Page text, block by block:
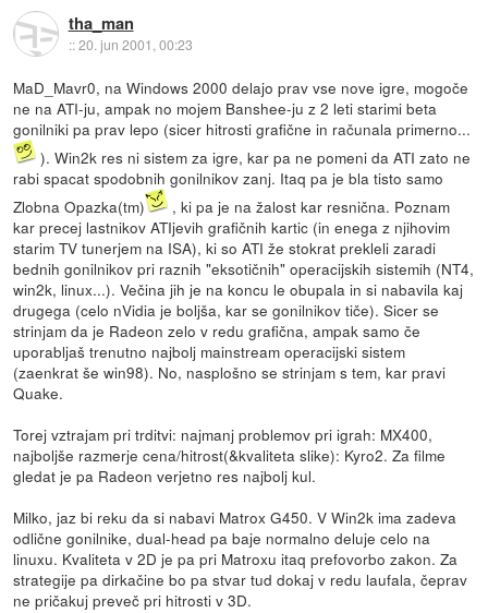
tha_man
::20. jun 2001, 00:23
MaD_Mavr0, na Windows 2000 delajo prav vse nove igre, mogoče
ne na ATI-ju, ampak no mojem Banshee-ju z 2 leti starimi beta
gonilniki pa prav lepo (sicer hitrosti grafične in računala primerno...
). Win2k res ni sistem za igre, kar pa ne pomeni da ATI zato ne
rabi spacat spodobnih gonilnikov zanj. Itaq pa je bla tisto samo
Zlobna Opazka(tm)
, ki pa je na žalost kar resnična. Poznam
kar precej lastnikov ATIjevih grafičnih kartic (in enega z njihovim
starim TV tunerjem na ISA), ki so ATI že stokrat prekleli zaradi
bednih gonilnikov pri raznih "eksotičnih" operacijskih sistemih (NT4,
win2k, linux...). Večina jih je na koncu le obupala in si nabavila kaj
drugega (celo nVidia je boljša, kar se gonilnikov tiče). Sicer se
strinjam da je Radeon zelo v redu grafična, ampak samo če
uporabljaš trenutno najbolj mainstream operacijski sistem
(zaenkrat še win98). No, nasplošno se strinjam s tem, kar pravi
Quake.
Torej vztrajam pri trditvi: najmanj problemov pri igrah: MX400,
najboljše razmerje cena/hitrost(&kvaliteta slike): Kyro2. Za filme
gledat je pa Radeon verjetno res najbolj kul.
Milko, jaz bi reku da si nabavi Matrox G450. V Win2k ima zadeva
odlične gonilnike, dual-head pa baje normalno deluje celo na
linuxu. Kvaliteta v 2D je pa pri Matroxu itaq prefovorbo zakon. Za
strategije pa dirkačine bo pa stvar tud dokaj v redu laufala, čeprav
ne pričakuj preveč pri hitrosti v 3D.